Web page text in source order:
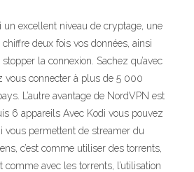
un excellent niveau de cryptage, une
deux fois vos données, ainsi
la connexion. Sachez qu’avec
vous connecter à plus de 5 000
L’autre avantage de NordVPN est
6 appareils Avec Kodi vous pouvez
vous permettent de streamer du
c’est comme utiliser des torrents,
avec les torrents, l’utilisation